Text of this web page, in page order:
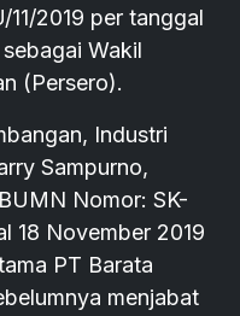
2019 per tanggal
Wakil
(Persero).
Industri
Sampurno,
Nomor: SK-
18 November 2019
PT Barata
menjabat